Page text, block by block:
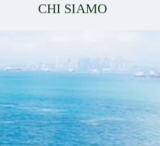
CHI SIAMO